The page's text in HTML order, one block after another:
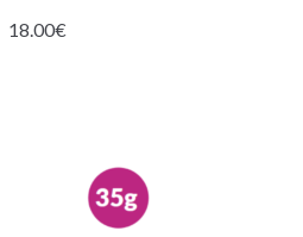
18.00€